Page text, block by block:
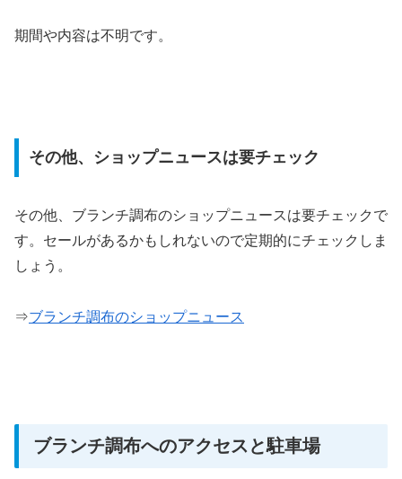
期間や内容は不明です。
その他、ショップニュースは要チェック
その他、ブランチ調布のショップニュースは要チェックで
す。セールがあるかもしれないので定期的にチェックしま
しょう。
⇒ブランチ調布のショップニュース
ブランチ調布へのアクセスと駐車場